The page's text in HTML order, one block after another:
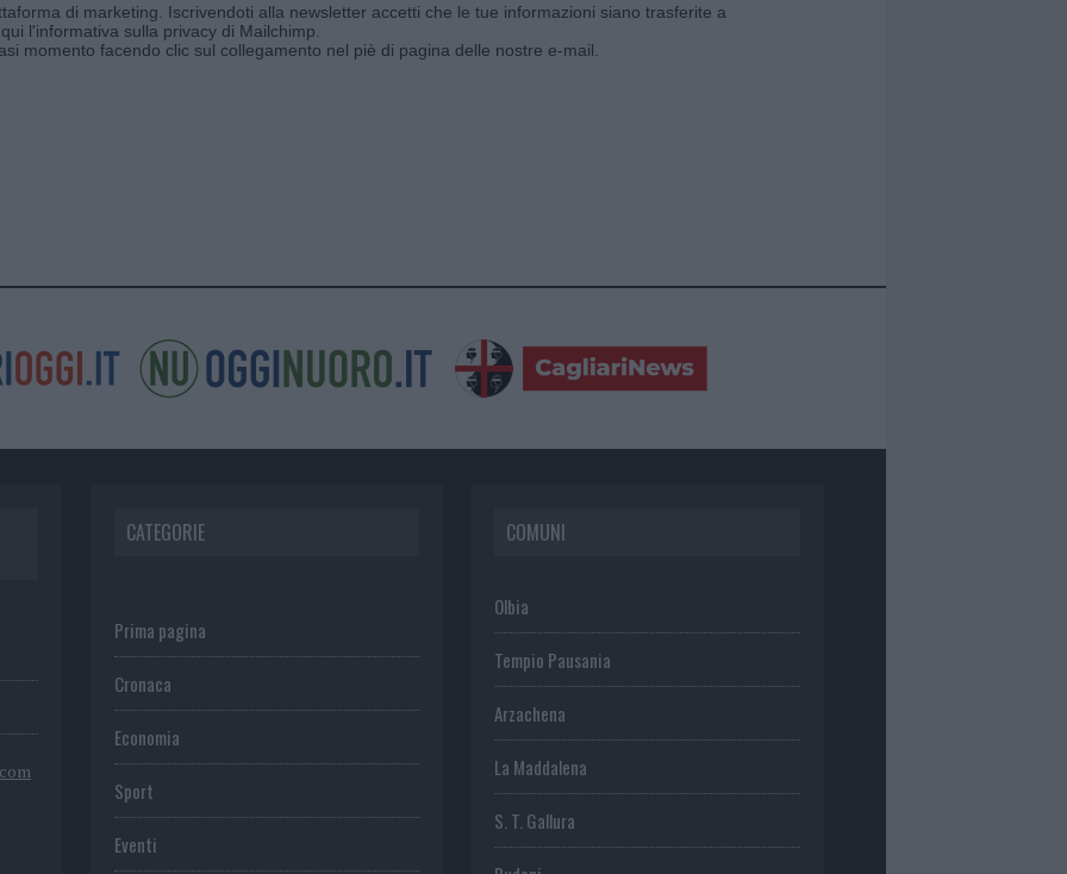
di marketing. Iscrivendoti alla newsletter accetti che le tue informazioni siano trasferite a
l'informativa sulla privacy di Mailchimp
momento facendo clic sul collegamento nel piè di pagina delle nostre e-mail.
CATEGORIE
Prima pagina
Cronaca
Economia
Sport
Eventi
COMUNI
Olbia
Tempio Pausania
Arzachena
La Maddalena
S. T. Gallura